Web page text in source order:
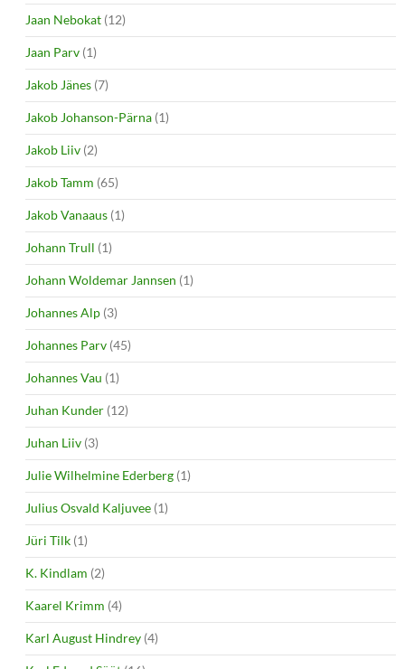
Jaan Nebokat (12)
Jaan Parv (1)
Jakob Jänes (7)
Jakob Johanson-Pärna (1)
Jakob Liiv (2)
Jakob Tamm (65)
Jakob Vanaaus (1)
Johann Trull (1)
Johann Woldemar Jannsen (1)
Johannes Alp (3)
Johannes Parv (45)
Johannes Vau (1)
Juhan Kunder (12)
Juhan Liiv (3)
Julie Wilhelmine Ederberg (1)
Julius Osvald Kaljuvee (1)
Jüri Tilk (1)
K. Kindlam (2)
Kaarel Krimm (4)
Karl August Hindrey (4)